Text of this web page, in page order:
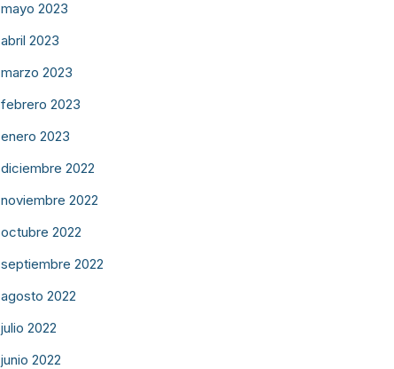
mayo 2023
abril 2023
marzo 2023
febrero 2023
enero 2023
diciembre 2022
noviembre 2022
octubre 2022
septiembre 2022
agosto 2022
julio 2022
junio 2022